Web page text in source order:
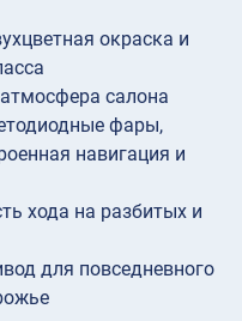
окраска и
салона
фары,
навигация и
хода на разбитых и
для повседневного